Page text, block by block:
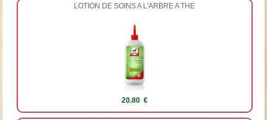
LOTION DE SOINS A L'ARBRE A THE
20.80 €